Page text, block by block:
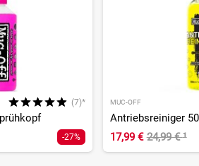
(7)*
-27%
MUC-OFF
Antriebsreiniger
17,99 € 24,99 €¹